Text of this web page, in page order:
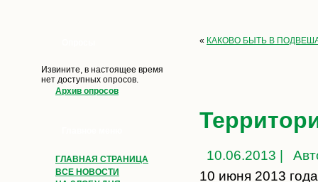
Извините, в настоящее время
нет доступных опросов.
Архив опросов
ГЛАВНАЯ СТРАНИЦА
ВСЕ НОВОСТИ
« КАКОВО БЫТЬ В
10.06.2013 |
10 июня 2013